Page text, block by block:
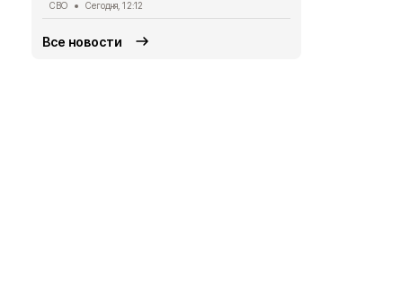
СВО Сегодня, 12:12
Все новости